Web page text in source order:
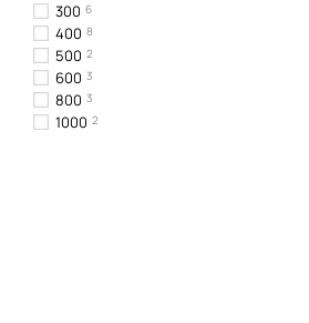
300 6
400 8
500 2
600 3
800 3
1000 2